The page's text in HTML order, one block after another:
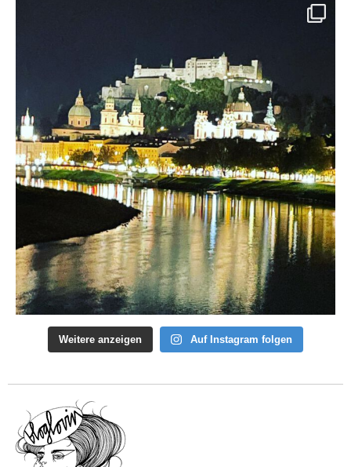
Weitere anzeigen Auf Instagram folgen